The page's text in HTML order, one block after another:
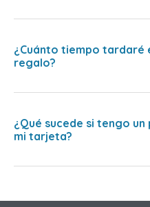
¿Cuánto tiempo tardaré
regalo?
¿Qué sucede si tengo
mi tarjeta?